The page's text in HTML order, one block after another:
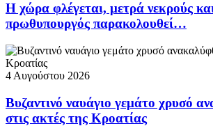
Η χώρα φλέγεται, μετρά νεκρούς
πρωθυπουργός παρακολουθεί…
4 Αυγούστου 2026
Βυζαντινό ναυάγιο γεμάτο χρυσό
στις ακτές της Κροατίας